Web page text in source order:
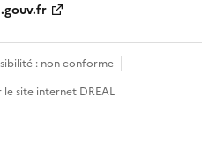
: non conforme
le site internet DREAL